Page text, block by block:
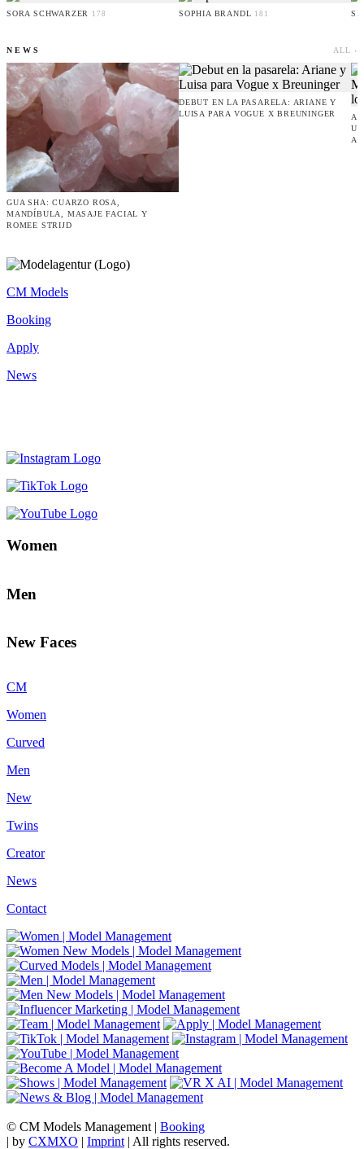
SORA SCHWARZER 178 SOPHIA BRANDL 181
NEWS ALL ›
GUA SHA: CUARZO ROSA,
MANDÍBULA, MASAJE FACIAL Y
ROMEE STRIJD
DEBUT EN LA PASARELA: ARIANE Y
LUISA PARA VOGUE X BREUNINGER
CM Models
Booking
Apply
News
Women
Men
New Faces
CM
Women
Curved
Men
New
Twins
Creator
News
Contact
© CM Models Management | Booking
| by CXMXO | Imprint | All rights reserved.